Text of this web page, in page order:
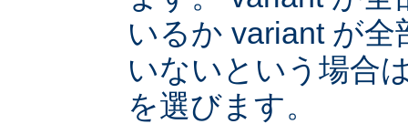
いるか variant が
いないという場合
を選びます。